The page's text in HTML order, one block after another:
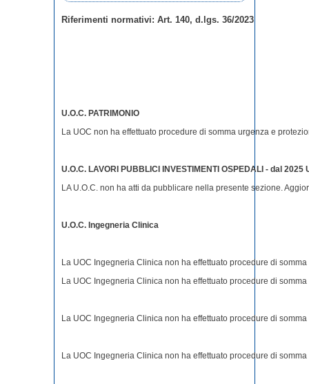
Riferimenti normativi: Art. 140, d.lgs. 36/2023
U.O.C. PATRIMONIO
La UOC non ha effettuato procedure di somma urgenza e
U.O.C. LAVORI PUBBLICI INVESTIMENTI OSPEDALI - dal
LA U.O.C. non ha atti da pubblicare nella presente sezione.
U.O.C. Ingegneria Clinica
La UOC Ingegneria Clinica non ha effettuato procedure di
La UOC Ingegneria Clinica non ha effettuato procedure di
La UOC Ingegneria Clinica non ha effettuato procedure di
La UOC Ingegneria Clinica non ha effettuato procedure di